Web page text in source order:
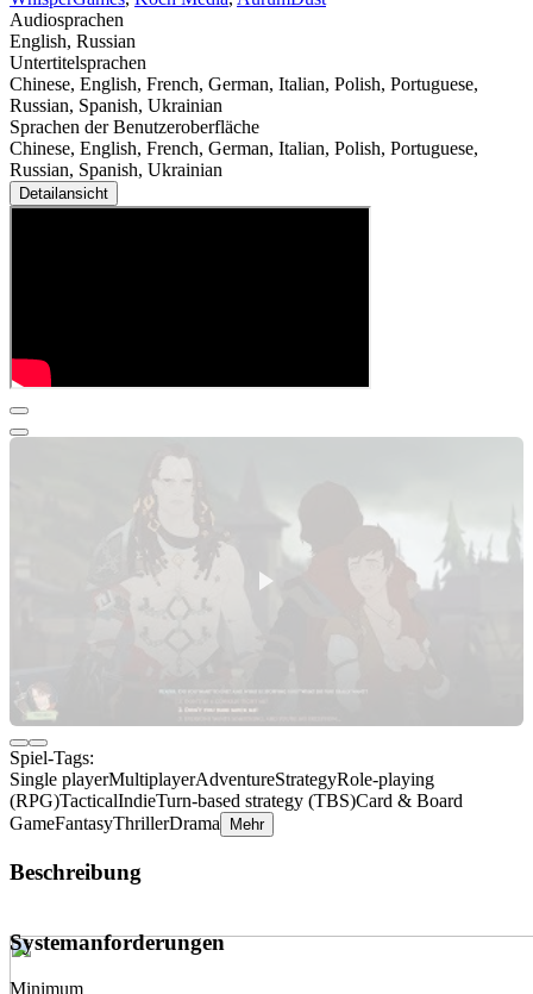
Audiosprachen
English, Russian
Untertitelsprachen
Chinese, English, French, German, Italian, Polish, Portuguese,
Russian, Spanish, Ukrainian
Sprachen der Benutzeroberfläche
Chinese, English, French, German, Italian, Polish, Portuguese,
Russian, Spanish, Ukrainian
Detailansicht
Spiel-Tags:
Single playerMultiplayerAdventureStrategyRole-playing
(RPG)TacticalIndieTurn-based strategy (TBS)Card & Board
GameFantasyThrillerDrama Mehr
Beschreibung
Systemanforderungen
Minimum